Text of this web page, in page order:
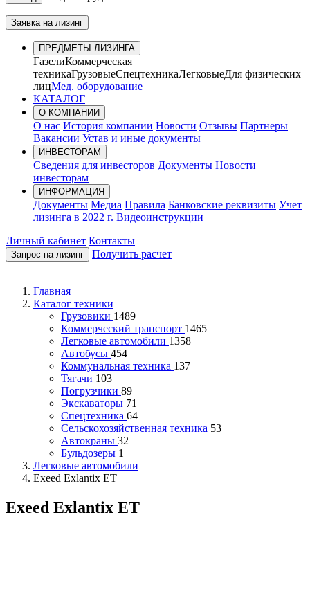
Заявка на лизинг
ПРЕДМЕТЫ ЛИЗИНГА
ГазелиКоммерческая
техникаГрузовыеСпецтехникаЛегковыеДля физических
лицМед. оборудование
КАТАЛОГ
О КОМПАНИИ
О нас История компании Новости Отзывы Партнеры
Вакансии Устав и иные документы
ИНВЕСТОРАМ
Сведения для инвесторов Документы Новости
инвесторам
ИНФОРМАЦИЯ
Документы Медиа Правила Банковские реквизиты Учет
лизинга в 2022 г. Видеоинструкции
Личный кабинет Контакты
Запрос на лизинг Получить расчет
Главная
Каталог техники
Грузовики 1489
Коммерческий транспорт 1465
Легковые автомобили 1358
Автобусы 454
Коммунальная техника 137
Тягачи 103
Погрузчики 89
Экскаваторы 71
Спецтехника 64
Сельскохозяйственная техника 53
Автокраны 32
Бульдозеры 1
Легковые автомобили
Exeed Exlantix ET
Exeed Exlantix ET